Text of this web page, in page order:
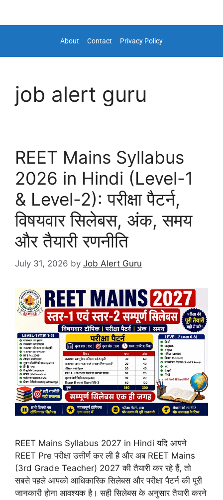
About Contact Privacy Policy
job alert guru
REET Mains Syllabus
2026 in Hindi (Level-1
& Level-2): परीक्षा पैटर्न,
विषयवार सिलेबस, अंक, समय
और तैयारी रणनीति
July 31, 2026 by Job Alert Guru
REET Mains Syllabus 2027 in Hindi यदि आपने
REET Pre परीक्षा उत्तीर्ण कर ली है और अब REET Mains
(3rd Grade Teacher) 2027 की तैयारी कर रहे हैं, तो
सबसे पहले आपको आधिकारिक सिलेबस और परीक्षा पैटर्न की पूरी
जानकारी होना आवश्यक है। सही सिलेबस के अनुसार तैयारी करने